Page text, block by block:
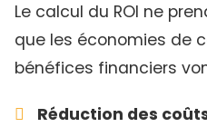
Le calcul du ROI ne
que les économies de
bénéfices financiers
Réduction des